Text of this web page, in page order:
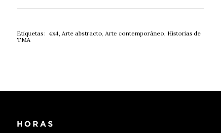
Etiquetas: 4x4, Arte abstracto, Arte contemporáneo, Historias de
TMA
HORAS